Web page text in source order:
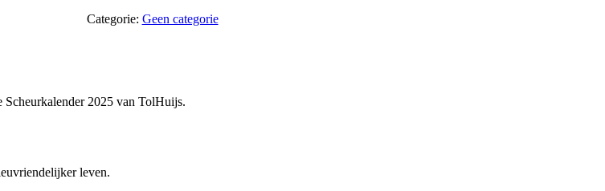
Categorie: Geen categorie
Scheurkalender 2025 van TolHuijs.
leven.